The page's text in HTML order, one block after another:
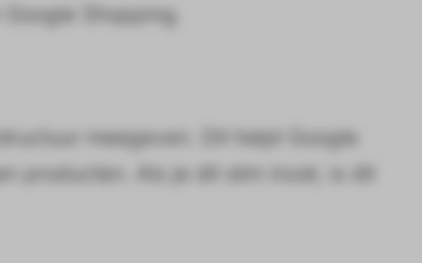
Shopping.
meegeven. Dit helpt Google
producten. Als je dit slim inzet, is dit